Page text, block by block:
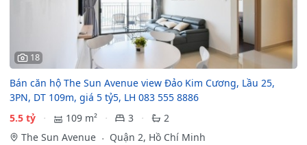
18
Bán căn hộ The Sun Avenue view Đảo Kim Cương, Lầu 25,
3PN, DT 109m, giá 5 tỷ5, LH 083 555 8886
5.5 tỷ
109 m² 3
2
The Sun Avenue
Quận 2, Hồ Chí Minh